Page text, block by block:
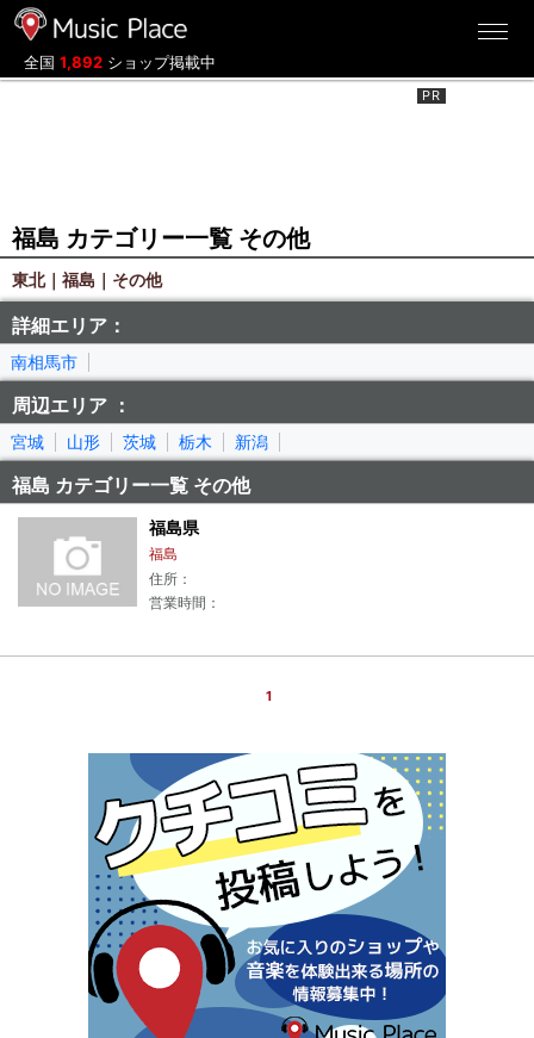
全国 1,892 ショップ掲載中
福島 カテゴリー一覧 その他
東北｜福島｜その他
詳細エリア：
南相馬市
周辺エリア ：
宮城 山形 茨城 栃木 新潟
福島 カテゴリー一覧 その他
福島県
福島
住所：
営業時間：
1